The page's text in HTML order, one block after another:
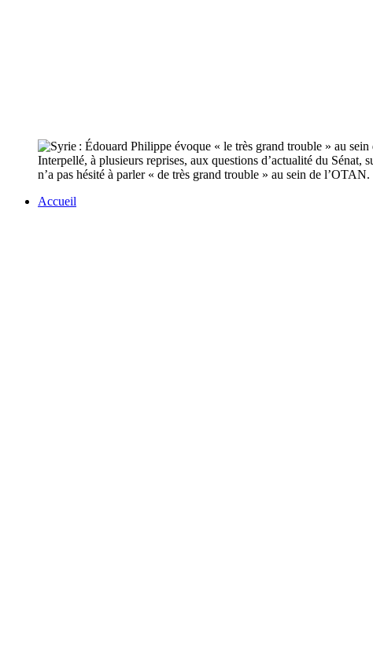
Interpellé, à plusieurs reprises, aux questions d’actualité du
n’a pas hésité à parler « de très grand trouble » au sein de l’OTAN.
Accueil